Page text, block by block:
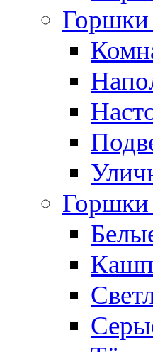
Горшки
Горшки